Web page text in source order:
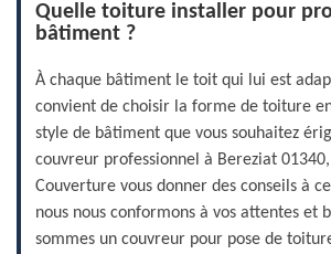
Quelle toiture installer pour
bâtiment ?
À chaque bâtiment le toit qui lui est
convient de choisir la forme de toiture
style de bâtiment que vous souhaitez
couvreur professionnel à Bereziat
Couverture vous donner des conseils à
nous nous conformons à vos attentes et
sommes un couvreur pour pose de